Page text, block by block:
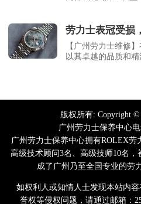
劳力士表冠受损
【广州劳力士维修
以其卓越的品质和精
版权所有: Copyright ©
广州劳力士保养中心
广州劳力士保养中心拥有ROLEX劳
高级技术顾问3名、高级技师10名
成了广州乃至全国专业的劳
如权利人或知情人士发现本站内
誉权等侵权问题，请通过邮箱：